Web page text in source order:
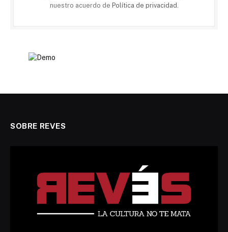
nuestro acuerdo de Política de privacidad
SOBRE REVES